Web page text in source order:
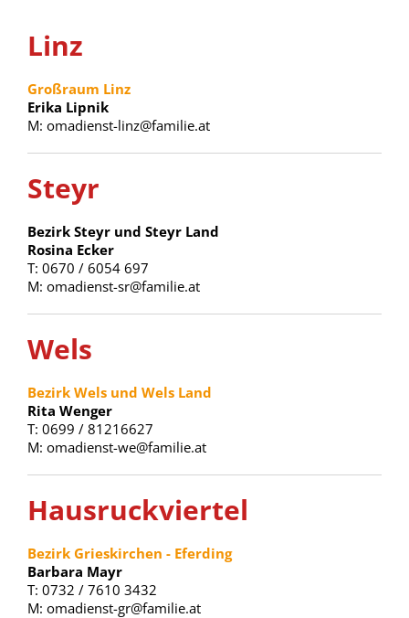
Linz
Großraum Linz
Erika Lipnik
M: omadienst-linz@familie.at
Steyr
Bezirk Steyr und Steyr Land
Rosina Ecker
T: 0670 / 6054 697
M: omadienst-sr@familie.at
Wels
Bezirk Wels und Wels Land
Rita Wenger
T: 0699 / 81216627
M: omadienst-we@familie.at
Hausruckviertel
Bezirk Grieskirchen - Eferding
Barbara Mayr
T: 0732 / 7610 3432
M: omadienst-gr@familie.at